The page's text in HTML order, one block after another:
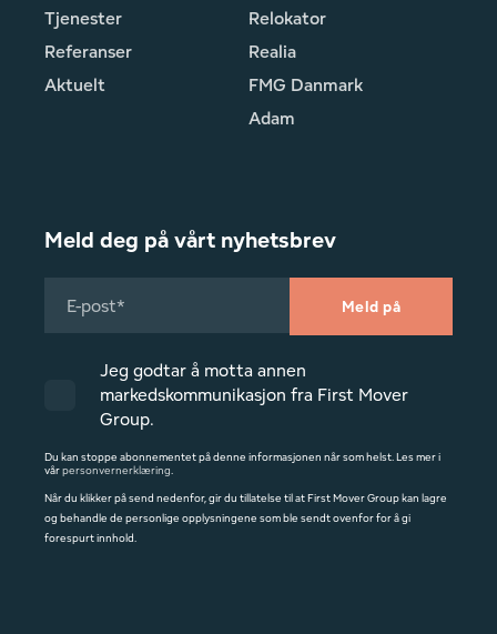
Tjenester
Referanser
Aktuelt
Relokator
Realia
FMG Danmark
Adam
Meld deg på vårt nyhetsbrev
Jeg godtar å motta annen
markedskommunikasjon fra First Mover
Group.
Du kan stoppe abonnementet på denne informasjonen når som helst. Les mer i
vårpersonvernerklæring.
Når du klikker på send nedenfor, gir du tillatelse til at First Mover Group kan lagre
og behandle de personlige opplysningene som ble sendt ovenfor for å gi
forespurt innhold.